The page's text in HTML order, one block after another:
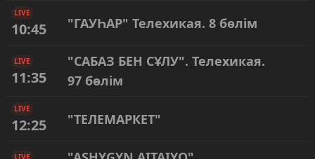
LIVE
10:45 "ГАУҺАР" Телехикая. 8 бөлім
LIVE
11:35
"САБАЗ БЕН СҰЛУ". Телехикая.
97 бөлім
LIVE
12:25 "ТЕЛЕМАРКЕТ"
LIVE